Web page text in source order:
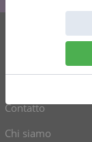
Contatto
Chi siamo